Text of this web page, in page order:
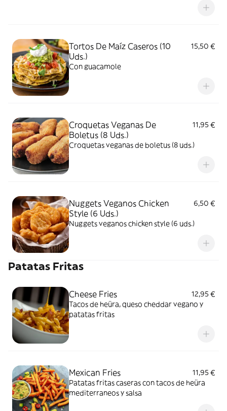
Tortos De Maíz Caseros (10
Uds.)
15,50 €
Con guacamole
Croquetas Veganas De
Boletus (8 Uds.)
11,95 €
Croquetas veganas de boletus (8 uds.)
Nuggets Veganos Chicken
Style (6 Uds.)
6,50 €
Nuggets veganos chicken style (6 uds.)
Patatas Fritas
Cheese Fries
12,95 €
Tacos de heüra, queso cheddar vegano y
patatas fritas
Mexican Fries
11,95 €
Patatas fritas caseras con tacos de heüra
mediterraneos y salsa